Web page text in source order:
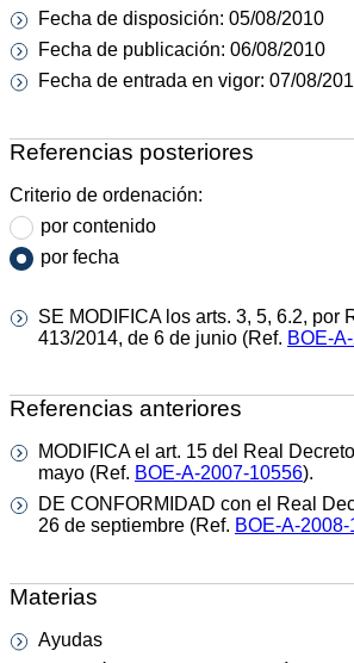
Fecha de disposición: 05/08/2010
Fecha de publicación: 06/08/2010
Fecha de entrada en vigor: 07/08/
Referencias posteriores
Criterio de ordenación:
por contenido
por fecha
SE MODIFICA los arts. 3, 5, 6.2, por
413/2014, de 6 de junio (Ref. BOE-
Referencias anteriores
MODIFICA el art. 15 del Real
mayo (Ref. BOE-A-2007-10556).
DE CONFORMIDAD con el Real
26 de septiembre (Ref. BOE-A-
Materias
Ayudas